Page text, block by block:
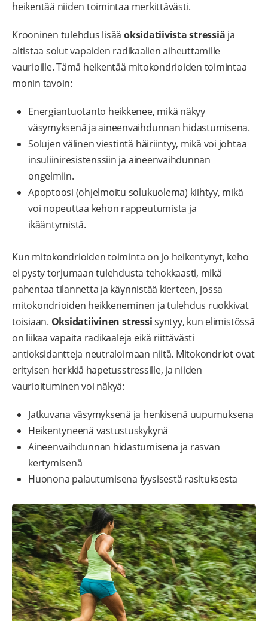
heikentää niiden toimintaa merkittävästi.
Krooninen tulehdus lisää oksidatiivista stressiä ja
altistaa solut vapaiden radikaalien aiheuttamille
vaurioille. Tämä heikentää mitokondrioiden toimintaa
monin tavoin:
Energiantuotanto heikkenee, mikä näkyy
väsymyksenä ja aineenvaihdunnan hidastumisena.
Solujen välinen viestintä häiriintyy, mikä voi johtaa
insuliiniresistenssiin ja aineenvaihdunnan
ongelmiin.
Apoptoosi (ohjelmoitu solukuolema) kiihtyy, mikä
voi nopeuttaa kehon rappeutumista ja
ikääntymistä.
Kun mitokondrioiden toiminta on jo heikentynyt, keho
ei pysty torjumaan tulehdusta tehokkaasti, mikä
pahentaa tilannetta ja käynnistää kierteen, jossa
mitokondrioiden heikkeneminen ja tulehdus ruokkivat
toisiaan. Oksidatiivinen stressisyntyy, kun elimistössä
on liikaa vapaita radikaaleja eikä riittävästi
antioksidantteja neutraloimaan niitä. Mitokondriot ovat
erityisen herkkiä hapetusstressille, ja niiden
vaurioituminen voi näkyä:
Jatkuvana väsymyksenä ja henkisenä uupumuksena
Heikentyneenä vastustuskykynä
Aineenvaihdunnan hidastumisena ja rasvan
kertymisenä
Huonona palautumisena fyysisestä rasituksesta